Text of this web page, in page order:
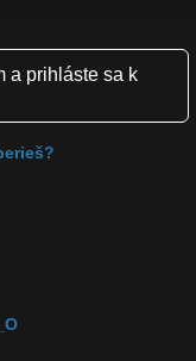
fyziky sú malina
a prihláste sa k